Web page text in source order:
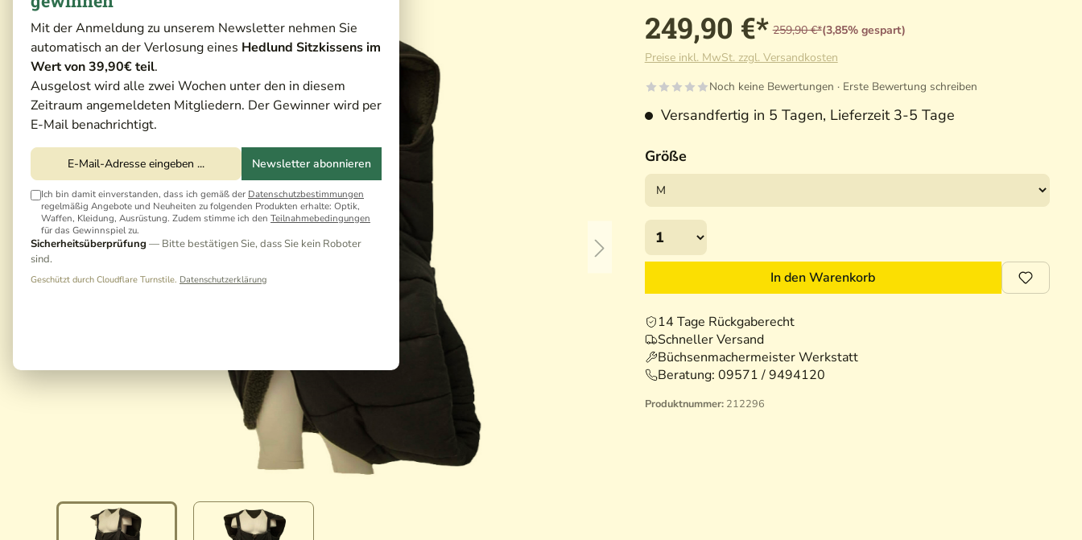
Mit der Anmeldung zu unserem Newsletter nehmen Sie
automatisch an der Verlosung eines Hedlund Sitzkissens im
Wert von 39,90€ teil.
Ausgelost wird alle zwei Wochen unter den in diesem
Zeitraum angemeldeten Mitgliedern. Der Gewinner wird per
E-Mail benachrichtigt.
Newsletter abonnieren
Ich bin damit einverstanden, dass ich gemäß der Datenschutzbestimmungen
regelmäßig Angebote und Neuheiten zu folgenden Produkten erhalte: Optik,
Waffen, Kleidung, Ausrüstung. Zudem stimme ich den Teilnahmebedingungen
für das Gewinnspiel zu.
Sicherheitsüberprüfung — Bitte bestätigen Sie, dass Sie kein Roboter
sind.
Geschützt durch Cloudflare Turnstile. Datenschutzerklärung
249,90 €* 259,90 €*(3,85% gespart)
Preise inkl. MwSt. zzgl. Versandkosten
Noch keine Bewertungen · Erste Bewertung schreiben
Versandfertig in 5 Tagen, Lieferzeit 3-5 Tage
Größe
In den Warenkorb
14 Tage Rückgaberecht
Schneller Versand
Büchsenmachermeister Werkstatt
Beratung: 09571 / 9494120
Produktnummer: 212296